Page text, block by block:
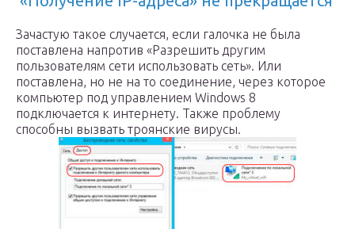
Зачастую такое случается, если галочка не была
поставлена напротив «Разрешить другим
пользователям сети использовать сеть». Или
поставлена, но не на то соединение, через которое
компьютер под управлением Windows 8
подключается к интернету. Также проблему
способны вызвать троянские вирусы.